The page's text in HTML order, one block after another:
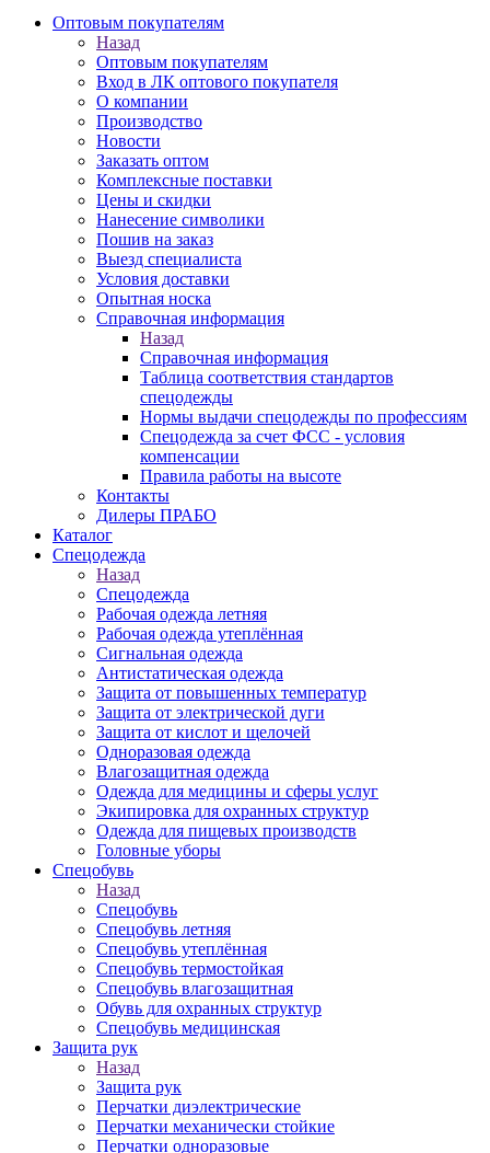
Оптовым покупателям
Назад
Оптовым покупателям
Вход в ЛК оптового покупателя
О компании
Производство
Новости
Заказать оптом
Комплексные поставки
Цены и скидки
Нанесение символики
Пошив на заказ
Выезд специалиста
Условия доставки
Опытная носка
Справочная информация
Назад
Справочная информация
Таблица соответствия стандартов
спецодежды
Нормы выдачи спецодежды по профессиям
Спецодежда за счет ФСС - условия
компенсации
Правила работы на высоте
Контакты
Дилеры ПРАБО
Каталог
Спецодежда
Назад
Спецодежда
Рабочая одежда летняя
Рабочая одежда утеплённая
Сигнальная одежда
Антистатическая одежда
Защита от повышенных температур
Защита от электрической дуги
Защита от кислот и щелочей
Одноразовая одежда
Влагозащитная одежда
Одежда для медицины и сферы услуг
Экипировка для охранных структур
Одежда для пищевых производств
Головные уборы
Спецобувь
Назад
Спецобувь
Спецобувь летняя
Спецобувь утеплённая
Спецобувь термостойкая
Спецобувь влагозащитная
Обувь для охранных структур
Спецобувь медицинская
Защита рук
Назад
Защита рук
Перчатки диэлектрические
Перчатки механически стойкие
Перчатки одноразовые